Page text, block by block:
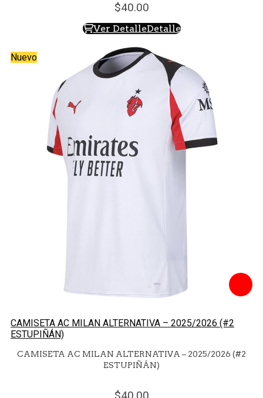
40.00
Ver DetalleDetalle
Nuevo
CAMISETA AC MILAN ALTERNATIVA – 2025/2026 (#2
ESTUPIÑÁN)
CAMISETA AC MILAN ALTERNATIVA – 2025/2026 (#2
ESTUPIÑÁN)